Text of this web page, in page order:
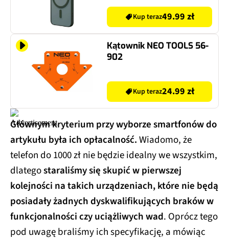
Kup teraz49.99 zł
Kątownik NEO TOOLS 56-
902
Kup teraz24.99 zł
Głównym kryterium przy wyborze smartfonów do
artykułu była ich opłacalność.Wiadomo, że
telefon do 1000 zł nie będzie idealny we wszystkim,
dlategostaraliśmy się skupić w pierwszej
kolejności na takich urządzeniach, które nie będą
posiadały żadnych dyskwalifikujących braków w
funkcjonalności czy uciążliwych wad. Oprócz tego
pod uwagę braliśmy ich specyfikację, a mówiąc